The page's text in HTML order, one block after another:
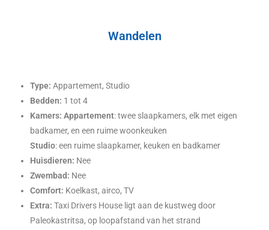
Wandelen
Type: Appartement, Studio
Bedden: 1 tot 4
Kamers: Appartement: twee slaapkamers, elk met eigen
badkamer, en een ruime woonkeuken
Studio: een ruime slaapkamer, keuken en badkamer
Huisdieren: Nee
Zwembad: Nee
Comfort: Koelkast, airco, TV
Extra: Taxi Drivers House ligt aan de kustweg door
Paleokastritsa, op loopafstand van het strand